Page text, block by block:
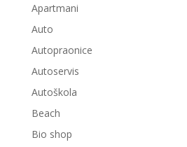
Apartmani
Auto
Autopraonice
Autoservis
Autoškola
Beach
Bio shop